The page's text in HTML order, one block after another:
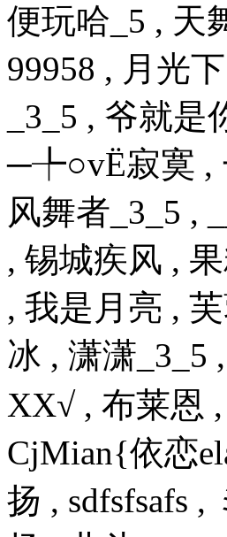
便玩哈_5 , 天
99958 , 月光
_3_5 , 爷就
─╄○vЁ寂寞 ,
风舞者_3_5 ,
, 锡城疾风 ,
, 我是月亮 ,
冰 , 潇潇_3_5
XX√ , 布莱恩 ,
CjMian{依恋
扬 , sdfsfsafs